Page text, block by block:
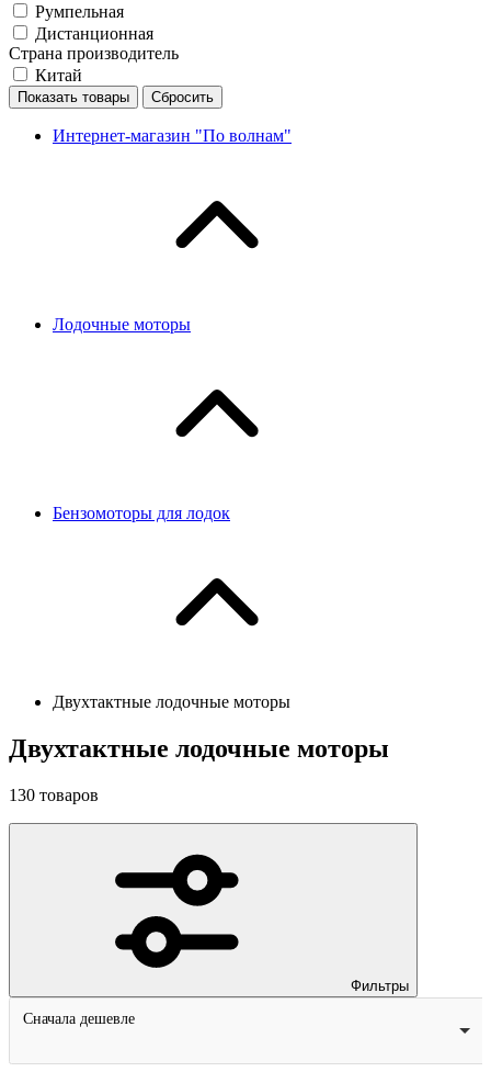
Румпельная
Дистанционная
Страна производитель
Китай
Показать товары Сбросить
Интернет-магазин "По волнам"
Лодочные моторы
Бензомоторы для лодок
Двухтактные лодочные моторы
Двухтактные лодочные моторы
130 товаров
Фильтры
Сначала дешевле